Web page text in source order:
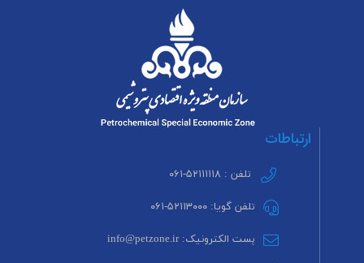
ارتباطات
تلفن : ۵۲۱۱۱۱۱۸-۰۶۱
تلفن گویا: ۵۲۱۱۳۰۰۰-۰۶۱
پست الکترونیک: info@petzone.ir